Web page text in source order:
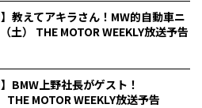
】教えてアキラさん！MW的自動車ニ
土） THE MOTOR WEEKLY放送予告
】BMW上野社長がゲスト！
THE MOTOR WEEKLY放送予告